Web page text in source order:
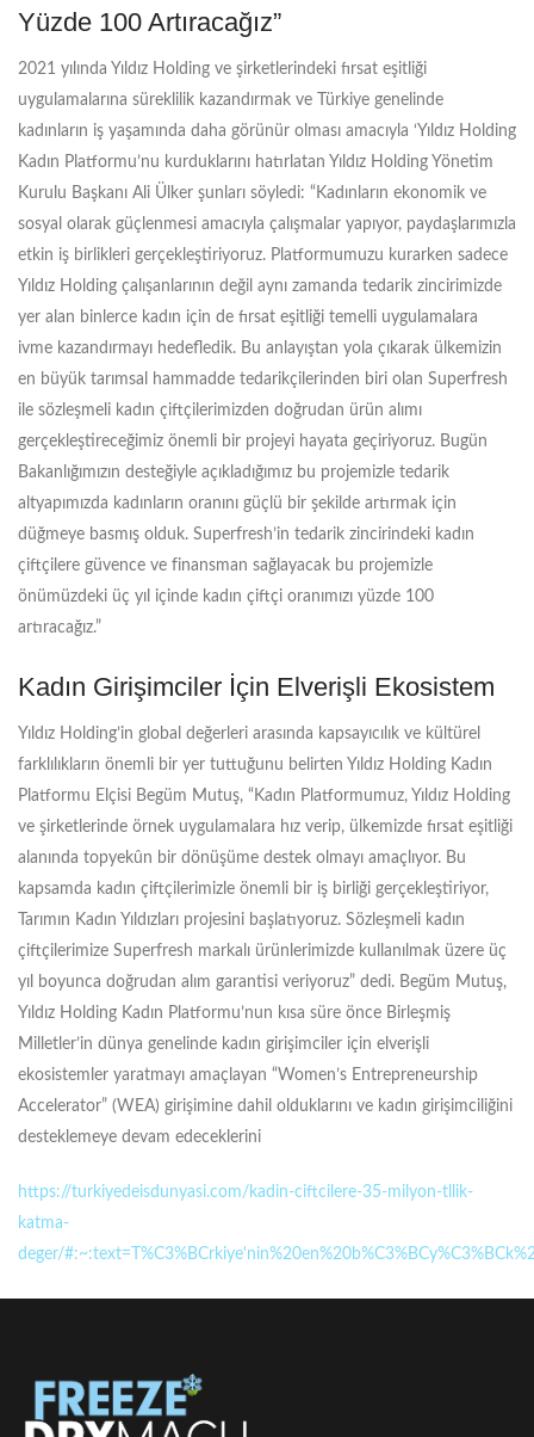
Yüzde 100 Artıracağız”
2021 yılında Yıldız Holding ve şirketlerindeki fırsat eşitliği
uygulamalarına süreklilik kazandırmak ve Türkiye genelinde
kadınların iş yaşamında daha görünür olması amacıyla ‘Yıldız Holding
Kadın Platformu’nu kurduklarını hatırlatan Yıldız Holding Yönetim
Kurulu Başkanı Ali Ülker şunları söyledi: “Kadınların ekonomik ve
sosyal olarak güçlenmesi amacıyla çalışmalar yapıyor, paydaşlarımızla
etkin iş birlikleri gerçekleştiriyoruz. Platformumuzu kurarken sadece
Yıldız Holding çalışanlarının değil aynı zamanda tedarik zincirimizde
yer alan binlerce kadın için de fırsat eşitliği temelli uygulamalara
ivme kazandırmayı hedefledik. Bu anlayıştan yola çıkarak ülkemizin
en büyük tarımsal hammadde tedarikçilerinden biri olan Superfresh
ile sözleşmeli kadın çiftçilerimizden doğrudan ürün alımı
gerçekleştireceğimiz önemli bir projeyi hayata geçiriyoruz. Bugün
Bakanlığımızın desteğiyle açıkladığımız bu projemizle tedarik
altyapımızda kadınların oranını güçlü bir şekilde artırmak için
düğmeye basmış olduk. Superfresh’in tedarik zincirindeki kadın
çiftçilere güvence ve finansman sağlayacak bu projemizle
önümüzdeki üç yıl içinde kadın çiftçi oranımızı yüzde 100
artıracağız.”
Kadın Girişimciler İçin Elverişli Ekosistem
Yıldız Holding’in global değerleri arasında kapsayıcılık ve kültürel
farklılıkların önemli bir yer tuttuğunu belirten Yıldız Holding Kadın
Platformu Elçisi Begüm Mutuş, “Kadın Platformumuz, Yıldız Holding
ve şirketlerinde örnek uygulamalara hız verip, ülkemizde fırsat eşitliği
alanında topyekûn bir dönüşüme destek olmayı amaçlıyor. Bu
kapsamda kadın çiftçilerimizle önemli bir iş birliği gerçekleştiriyor,
Tarımın Kadın Yıldızları projesini başlatıyoruz. Sözleşmeli kadın
çiftçilerimize Superfresh markalı ürünlerimizde kullanılmak üzere üç
yıl boyunca doğrudan alım garantisi veriyoruz” dedi. Begüm Mutuş,
Yıldız Holding Kadın Platformu’nun kısa süre önce Birleşmiş
Milletler’in dünya genelinde kadın girişimciler için elverişli
ekosistemler yaratmayı amaçlayan “Women’s Entrepreneurship
Accelerator” (WEA) girişimine dahil olduklarını ve kadın girişimciliğini
desteklemeye devam edeceklerini
https://turkiyedeisdunyasi.com/kadin-ciftcilere-35-milyon-tllik-
katma-
deger/